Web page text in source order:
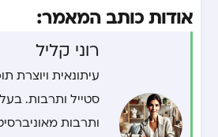
אודות כותב המאמר:
רוני קליל
עיתונאית ויוצרת
סטייל ותרבות.
ותרבות